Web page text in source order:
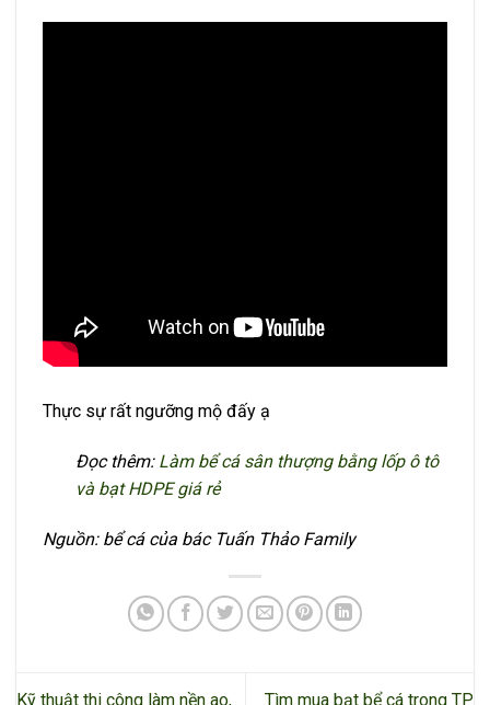
Thực sự rất ngưỡng mộ đấy ạ
Đọc thêm: Làm bể cá sân thượng bằng lốp ô tô
và bạt HDPE giá rẻ
Nguồn: bể cá của bác Tuấn Thảo Family
Kỹ thuật thi công làm nền ao,
Tìm mua bạt bể cá trong TP